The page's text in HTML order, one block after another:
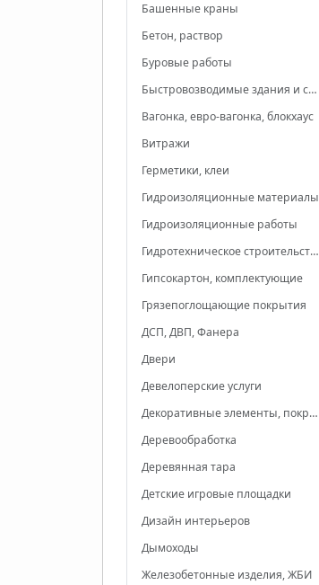
Башенные краны
Бетон, раствор
Буровые работы
Быстровозводимые здания и сооружения
Вагонка, евро-вагонка, блокхаус
Витражи
Герметики, клеи
Гидроизоляционные материалы
Гидроизоляционные работы
Гидротехническое строительство
Гипсокартон, комплектующие
Грязепоглощающие покрытия
ДСП, ДВП, Фанера
Двери
Девелоперские услуги
Декоративные элементы, покрытия
Деревообработка
Деревянная тара
Детские игровые площадки
Дизайн интерьеров
Дымоходы
Железобетонные изделия, ЖБИ